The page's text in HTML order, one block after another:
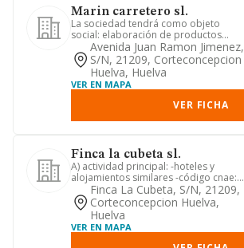
Marin carretero sl.
La sociedad tendrá como objeto
social: elaboración de productos
cárnicos y de volatería -cnae 1013-...
Avenida Juan Ramon Jimenez,
S/n, 21209, Corteconcepcion
Huelva, Huelva
VER EN MAPA
VER FICHA
Finca la cubeta sl.
A) actividad principal: -hoteles y
alojamientos similares -código cnae:
5510-. b) otras actividades...
Finca La Cubeta, S/n, 21209,
Corteconcepcion Huelva,
Huelva
VER EN MAPA